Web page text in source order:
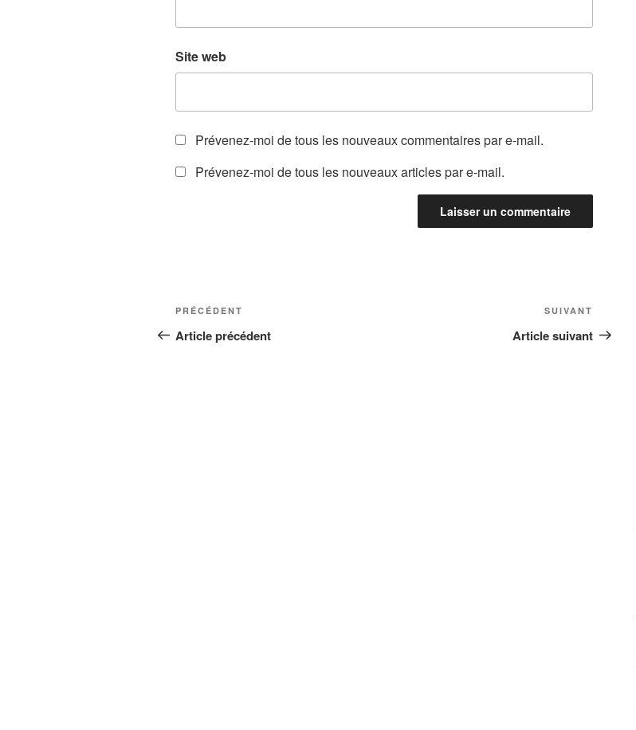
Site web
Prévenez-moi de tous les nouveaux commentaires par e-mail.
Prévenez-moi de tous les nouveaux articles par e-mail.
Navigation
de
Article
précédent
PRÉCÉDENT
Article précédent
suivant
SUIVANT
Article suivant